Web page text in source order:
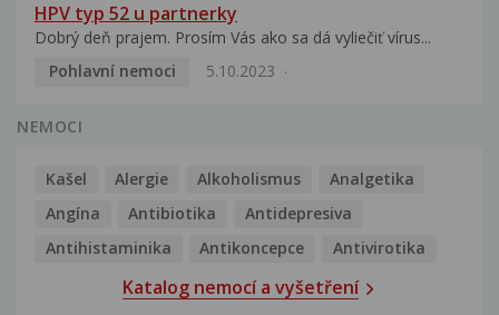
HPV typ 52 u partnerky
Dobrý deň prajem. Prosím Vás ako sa dá vyliečiť vírus...
Pohlavní nemoci
5.10.2023
NEMOCI
Kašel Alergie Alkoholismus
Analgetika
Angína
Antibiotika
Antidepresiva
Antihistaminika
Antikoncepce Antivirotika
Katalog nemocí a vyšetření